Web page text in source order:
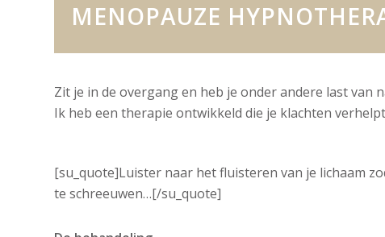
MENOPAUZE
Zit je in de overgang en heb je onder andere last van
Ik heb een therapie ontwikkeld die je klachten
[su_quote]Luister naar het fluisteren van je lichaam
te schreeuwen…[/su_quote]